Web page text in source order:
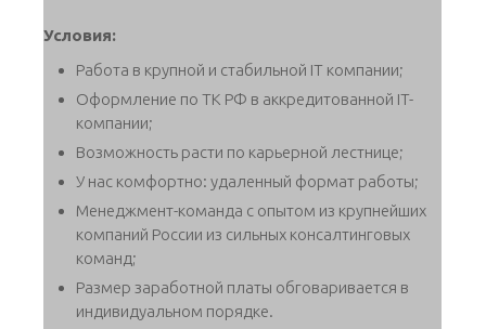
Условия:
Работа в крупной и стабильной IT компании;
Оформление по ТК РФ в аккредитованной IT-
компании;
Возможность расти по карьерной лестнице;
У нас комфортно: удаленный формат работы;
Менеджмент-команда с опытом из крупнейших
компаний России из сильных консалтинговых
команд;
Размер заработной платы обговаривается в
индивидуальном порядке.